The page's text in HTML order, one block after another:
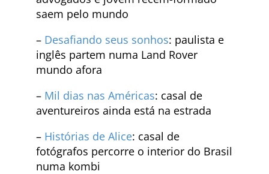
saem pelo mundo
– Desafiando seus sonhos: paulista e
inglês partem numa Land Rover
mundo afora
– Mil dias nas Américas: casal de
aventureiros ainda está na estrada
– Histórias de Alice: casal de
fotógrafos percorre o interior do Brasil
numa kombi